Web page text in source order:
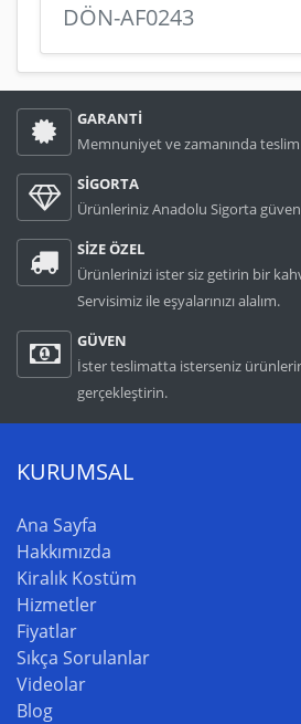
DÖN-AF0243
GARANTİ
Memnuniyet ve zamanında
SİGORTA
Ürünleriniz Anadolu Sigorta
SİZE ÖZEL
Ürünlerinizi ister siz getirin bir
Servisimiz ile eşyalarınızı alalım.
GÜVEN
İster teslimatta isterseniz
gerçekleştirin.
KURUMSAL
Ana Sayfa
Hakkımızda
Kiralık Kostüm
Hizmetler
Fiyatlar
Sıkça Sorulanlar
Videolar
Blog